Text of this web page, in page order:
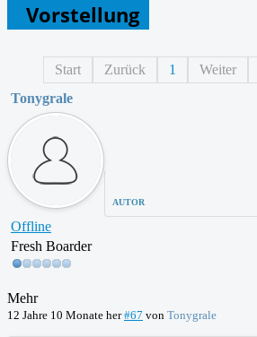
Vorstellung
Start Zurück 1 Weiter
Tonygrale
AUTOR
Offline
Fresh Boarder
Mehr
12 Jahre 10 Monate her #67 von Tonygrale